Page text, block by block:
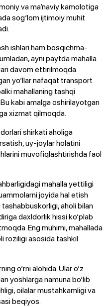
va ma’naviy kamolotiga
sog‘lom ijtimoiy muhit
ishlari ham bosqichma-
ayni paytda mahalla
davom ettirilmoqda.
yo‘llar nafaqat transport
mahallaning tashqi
kabi amalga oshirilayotgan
xizmat qilmoqda.
shirkati aholiga
uy-joylar holatini
muvofiqlashtirishda faol
mahalla yettiligi
joyida hal etish
aholi bilan
daxldorlik hissi ko‘plab
Eng muhimi, mahallada
roziligi asosida tashkil
o‘rni alohida. Ular o‘z
yoshlarga namuna bo‘lib
oilalar mustahkamligi va
beqiyos.